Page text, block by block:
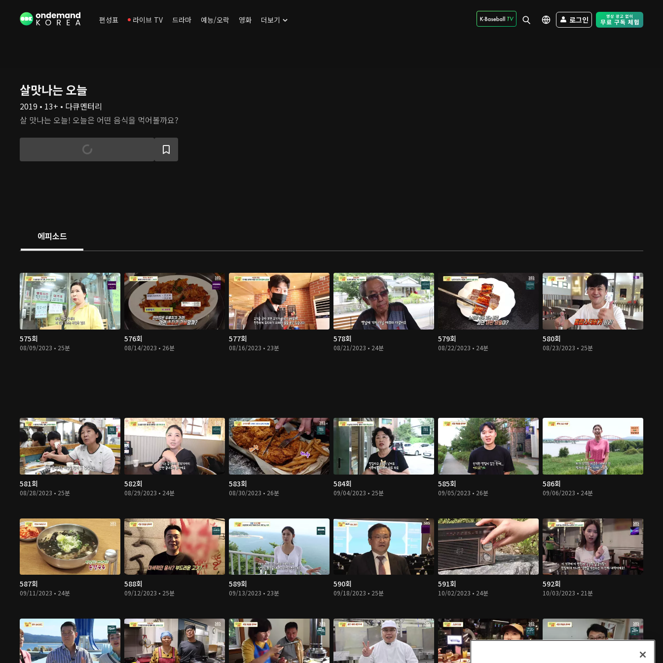
편성표 라이브 TV 드라마 예능/오락 영화 더보기 로그인 Free Trial -
살맛나는 오늘
2019 • 13+ • 다큐멘터리
살 맛나는 오늘! 오늘은 어떤 음식을 먹어볼까요?
에피소드
575회
08/09/2023 • 25분
576회
08/14/2023 • 26분
577회
08/16/2023 • 23분
578회
08/21/2023 • 24분
579회
08/22/2023 • 24분
580회
08/23/2023 • 25분
581회
08/28/2023 • 25분
582회
08/29/2023 • 24분
583회
08/30/2023 • 26분
584회
09/04/2023 • 25분
585회
09/05/2023 • 26분
586회
09/06/2023 • 24분
587회
09/11/2023 • 24분
588회
09/12/2023 • 25분
589회
09/13/2023 • 23분
590회
09/18/2023 • 25분
591회
10/02/2023 • 24분
592회
10/03/2023 • 21분